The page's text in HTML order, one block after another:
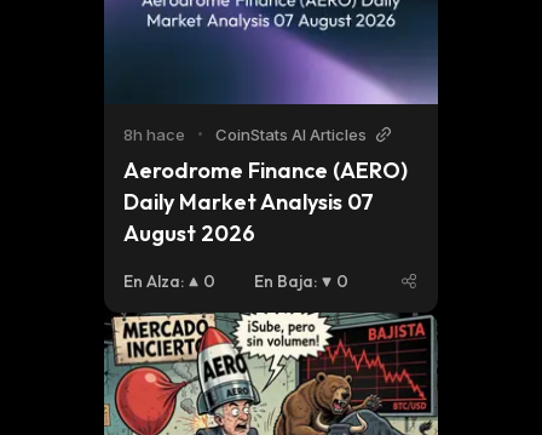
8h hace • CoinStats AI Articles
Aerodrome Finance (AERO)
Daily Market Analysis 07
August 2026
En Alza: 0 En Baja: 0